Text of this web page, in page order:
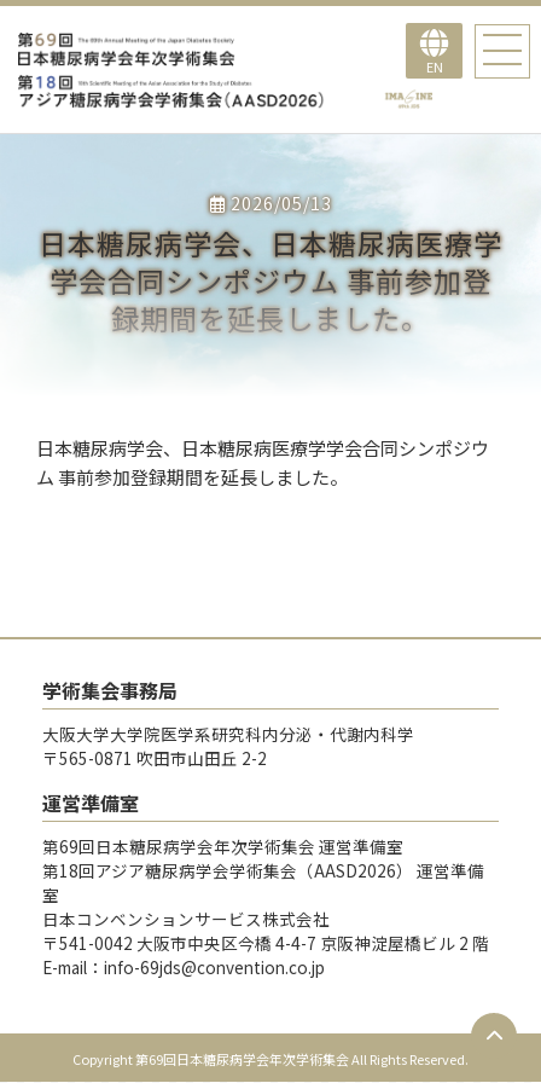
EN
2026/05/13
日本糖尿病学会、日本糖尿病医療学
学会合同シンポジウム 事前参加登
録期間を延長しました。
日本糖尿病学会、日本糖尿病医療学学会合同シンポジウ
ム 事前参加登録期間を延長しました。
学術集会事務局
大阪大学大学院医学系研究科内分泌・代謝内科学
〒565-0871 吹田市山田丘 2-2
運営準備室
第69回日本糖尿病学会年次学術集会 運営準備室
第18回アジア糖尿病学会学術集会（AASD2026） 運営準備
室
日本コンベンションサービス株式会社
〒541-0042 大阪市中央区今橋 4-4-7 京阪神淀屋橋ビル 2 階
E-mail：info-69jds@convention.co.jp
Copyright 第69回日本糖尿病学会年次学術集会 All Rights Reserved.